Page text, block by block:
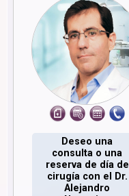
Deseo una
consulta o una
reserva de día de
cirugía con el Dr.
Alejandro